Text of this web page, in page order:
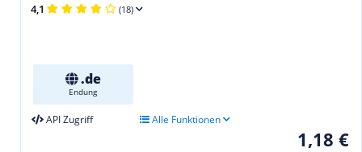
4,1 (18)
.de
Endung
API Zugriff Alle Funktionen
1,18 €